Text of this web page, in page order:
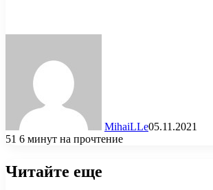
MihaiLLe05.11.2021
51 6 минут на прочтение
Читайте еще